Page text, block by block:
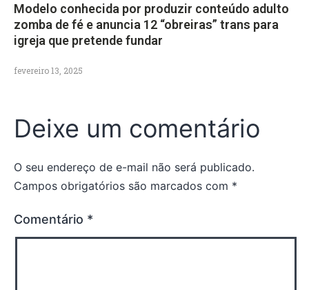
Modelo conhecida por produzir conteúdo adulto
zomba de fé e anuncia 12 “obreiras” trans para
igreja que pretende fundar
fevereiro 13, 2025
Deixe um comentário
O seu endereço de e-mail não será publicado.
Campos obrigatórios são marcados com *
Comentário *